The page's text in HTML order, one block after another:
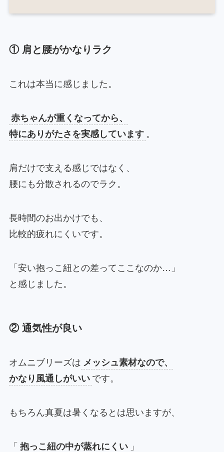
① 肩と腰がかなりラク
これは本当に感じました。
赤ちゃんが重くなってから、
特にありがたさを実感しています 。
肩だけで支える感じではなく、
腰にも分散されるのでラク。
長時間のお出かけでも、
比較的疲れにくいです。
「安い抱っこ紐との差ってここなのか…」
と感じました。
② 通気性が良い
オムニブリーズは メッシュ素材なので、
かなり風通しがいい です。
もちろん真夏は暑くなるとは思いますが、
「 抱っこ紐の中が蒸れにくい 」